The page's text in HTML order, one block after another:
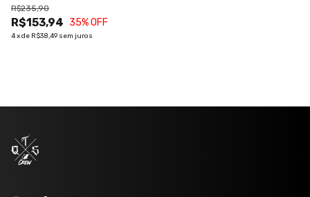
R$153,94
R$235,90
35% OFF
4xde R$38,49 sem juros